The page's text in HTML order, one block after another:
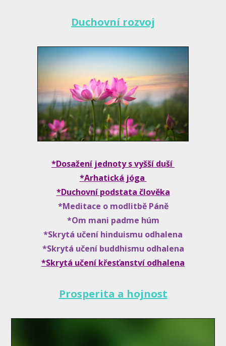
Duchovní rozvoj
*Dosažení jednoty s vyšší duší
*Arhatická jóga
*Duchovní podstata člověka
*Meditace o modlitbě Páně
*Om mani padme húm
*Skrytá učení hinduismu odhalena
*Skrytá učení buddhismu odhalena
*Skrytá učení křesťanství odhalena
Prosperita a hojnost